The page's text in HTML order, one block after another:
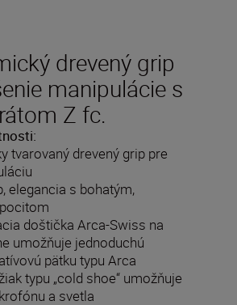
drevený grip
manipulácie s
Z fc.
tvarovaný drevený grip pre
elegancia s bohatým,
doštička Arca-Swiss na
umožňuje jednoduchú
pätku typu Arca
typu „cold shoe“ umožňuje
a svetla